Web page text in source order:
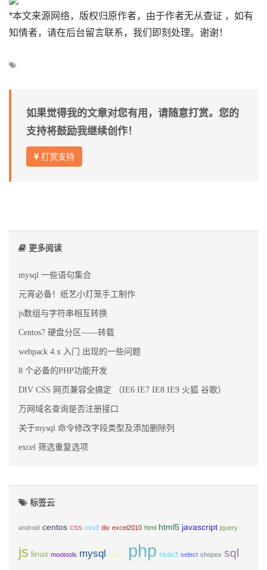
*本文来源网络，版权归原作者，由于作者无从查证 ，如有
知情者，请在后台留言联系，我们即刻处理。谢谢！
如果觉得我的文章对您有用，请随意打赏。您的
支持将鼓励我继续创作！
打赏支持
更多阅读
mysql 一些语句集合
元宵必备！纸艺小灯笼手工制作
js数组与字符串相互转换
Centos7 硬盘分区——转载
webpack 4.x 入门 出现的一些问题
8 个必备的PHP功能开发
DIV CSS 网页兼容全搞定 （IE6 IE7 IE8 IE9 火狐 谷歌）
万网域名查询是否注册接口
关于mysql 命令修改字段类型及添加删除列
excel 筛选重复选项
标签云
android centos css css3 div excel2010 html html5 javascript jquery
js linux mootools mysql option php react select shopex sql